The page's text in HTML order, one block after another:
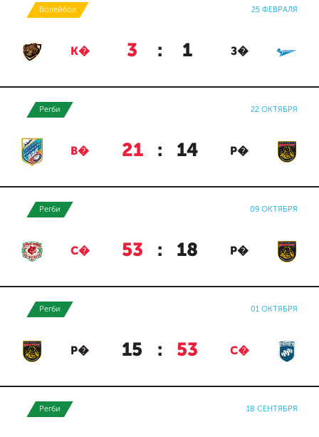
Волейбол 25 ФЕВРАЛЯ
К� 3 : 1 З�
Регби 22 ОКТЯБРЯ
В� 21 : 14 Р�
Регби 09 ОКТЯБРЯ
С� 53 : 18 Р�
Регби 01 ОКТЯБРЯ
Р� 15 : 53 С�
Регби 18 СЕНТЯБРЯ